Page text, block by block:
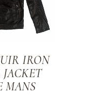
IRON
MANS